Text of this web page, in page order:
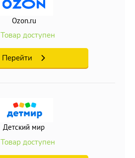
Ozon.ru
Товар доступен
Перейти
Детский мир
Товар доступен